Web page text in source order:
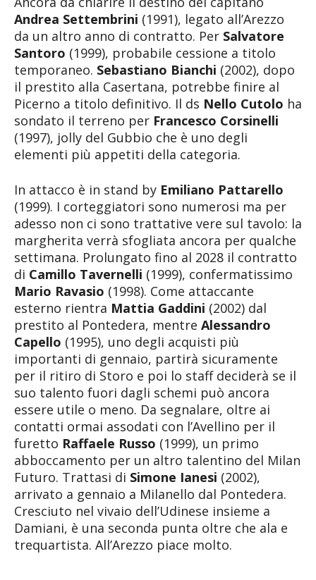
Andrea Settembrini (1991), legato all’Arezzo
da un altro anno di contratto. Per Salvatore
Santoro (1999), probabile cessione a titolo
temporaneo. Sebastiano Bianchi (2002), dopo
il prestito alla Casertana, potrebbe finire al
Picerno a titolo definitivo. Il ds Nello Cutolo ha
sondato il terreno per Francesco Corsinelli
(1997), jolly del Gubbio che è uno degli
elementi più appetiti della categoria.
In attacco è in stand by Emiliano Pattarello
(1999). I corteggiatori sono numerosi ma per
adesso non ci sono trattative vere sul tavolo: la
margherita verrà sfogliata ancora per qualche
settimana. Prolungato fino al 2028 il contratto
di Camillo Tavernelli (1999), confermatissimo
Mario Ravasio (1998). Come attaccante
esterno rientra Mattia Gaddini (2002) dal
prestito al Pontedera, mentre Alessandro
Capello (1995), uno degli acquisti più
importanti di gennaio, partirà sicuramente
per il ritiro di Storo e poi lo staff deciderà se il
suo talento fuori dagli schemi può ancora
essere utile o meno. Da segnalare, oltre ai
contatti ormai assodati con l’Avellino per il
furetto Raffaele Russo (1999), un primo
abboccamento per un altro talentino del Milan
Futuro. Trattasi di Simone Ianesi (2002),
arrivato a gennaio a Milanello dal Pontedera.
Cresciuto nel vivaio dell’Udinese insieme a
Damiani, è una seconda punta oltre che ala e
trequartista. All’Arezzo piace molto.